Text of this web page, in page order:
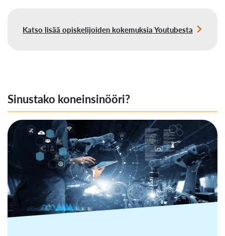
Katso lisää opiskelijoiden kokemuksia Youtubesta
Sinustako koneinsinööri?